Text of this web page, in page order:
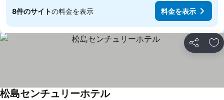
8件のサイトの料金を表示 料金を表示
シェア お
松島センチュリーホテル